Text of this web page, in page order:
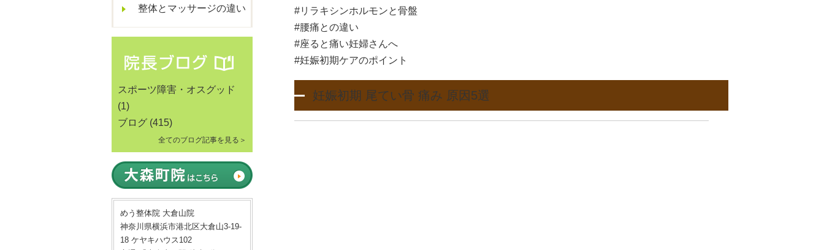
整体とマッサージの違い
スポーツ障害・オスグッド
(1)
ブログ (415)
全てのブログ記事を見る＞
めう整体院 大倉山院
神奈川県横浜市港北区大倉山3-19-
18 ケヤキハウス102
#リラキシンホルモンと骨盤
#腰痛との違い
#座ると痛い妊婦さんへ
#妊娠初期ケアのポイント
妊娠初期 尾てい骨 痛み 原因5選